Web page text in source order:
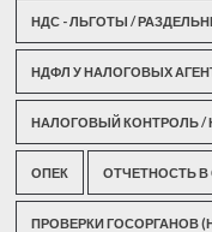
НДС - ЛЬГОТЫ /
НДФЛ У НАЛОГОВЫХ
НАЛОГОВЫЙ КОНТРОЛЬ /
ОПЕК ОТЧЕТНОСТЬ В
ПРОВЕРКИ ГОСОРГАНОВ